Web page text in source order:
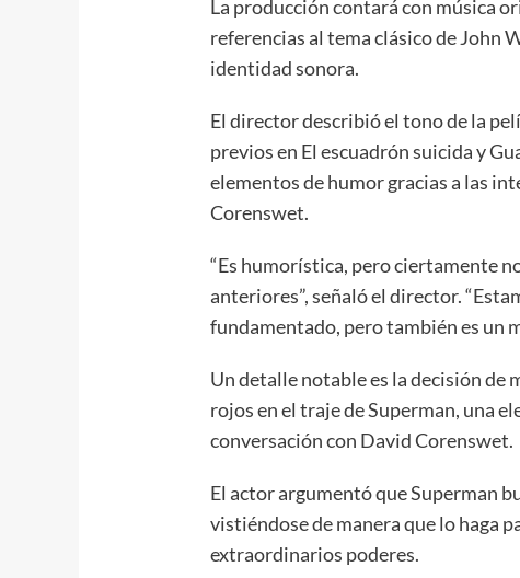
La producción contará con música
referencias al tema clásico de John
identidad sonora.
El director describió el tono de la
previos en El escuadrón suicida y
elementos de humor gracias a las
Corenswet.
“Es humorística, pero ciertamente
anteriores”, señaló el director.
fundamentado, pero también es un
Un detalle notable es la decisión
rojos en el traje de Superman, una
conversación con David Corenswet.
El actor argumentó que Superman
vistiéndose de manera que lo haga
extraordinarios poderes.